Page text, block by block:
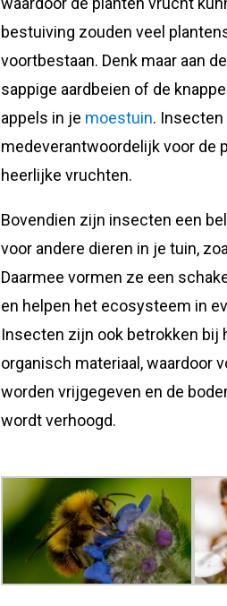
bestuiving zouden veel
voortbestaan. Denk maar aan
sappige aardbeien of de
appels in je moestuin.
medeverantwoordelijk voor de
heerlijke vruchten.
Bovendien zijn insecten een
voor andere dieren in je tuin,
Daarmee vormen ze een
en helpen het ecosysteem in
Insecten zijn ook betrokken bij
organisch materiaal, waardoor
worden vrijgegeven en de
wordt verhoogd.